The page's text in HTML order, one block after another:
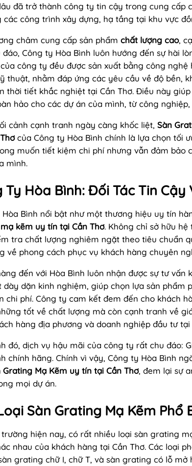
đã trở thành công ty tin cậy trong cung cấp
các công trình xây dựng, hạ tầng tại khu vực
châm cung cấp sản phẩm chất lượng cao,
đáo, Công ty Hòa Bình luôn hướng đến sự hài
công ty đều được sản xuất bằng công nghệ
thuật, nhằm đáp ứng các yêu cầu về độ bền,
thời tiết khắc nghiệt tại Cần Thơ. Điều này
hảo cho các dự án của mình, từ công
cảnh cạnh tranh ngày càng khốc liệt, Sàn
của Công ty Hòa Bình chính là lựa chọn tối
muốn tiết kiệm chi phí nhưng vẫn đảm bảo
mình.
Ty Hòa Bình: Đối Tác Tin Cậy
Hòa Bình nổi bật như một thương hiệu uy tín
kẽm uy tín tại Cần Thơ. Không chỉ sở hữu
tra chất lượng nghiêm ngặt theo tiêu chuẩn
về phong cách phục vụ khách hàng chuyên
đến với Hòa Bình luôn nhận được sự tư
dày dặn kinh nghiệm, giúp chọn lựa sản phẩm
chi phí. Công ty cam kết đem đến cho khách
tốt về chất lượng mà còn cạnh tranh về
hàng địa phương và doanh nghiệp đầu tư tại
đó, dịch vụ hậu mãi của công ty rất chu đáo:
chính hãng. Chính vì vậy, Công ty Hòa Bình
Grating Mạ Kẽm uy tín tại Cần Thơ, đem lại sự
mọi dự án.
Sàn Grating Mạ Kẽm Phổ
hiện nay, có rất nhiều loại sàn grating
nhau của khách hàng tại Cần Thơ. Các loại
grating chữ I, chữ T, và sàn grating có lỗ